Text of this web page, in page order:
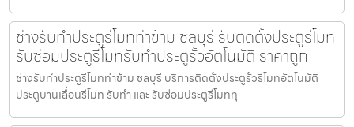
ช่างรับทำประตูรีโมทท่าข้าม ชลบุรี รับติดตั้งประตูรีโมท
รับซ่อมประตูรีโมทรับทำประตูรั้วอัตโนมัติ ราคาถูก
ช่างรับทำประตูรีโมทท่าข้าม ชลบุรี บริการติดตั้งประตูรั้วรีโมทอัตโนมัติ
ประตูบานเลื่อนรีโมท รับทำ และ รับซ่อมประตูรีโมททุ